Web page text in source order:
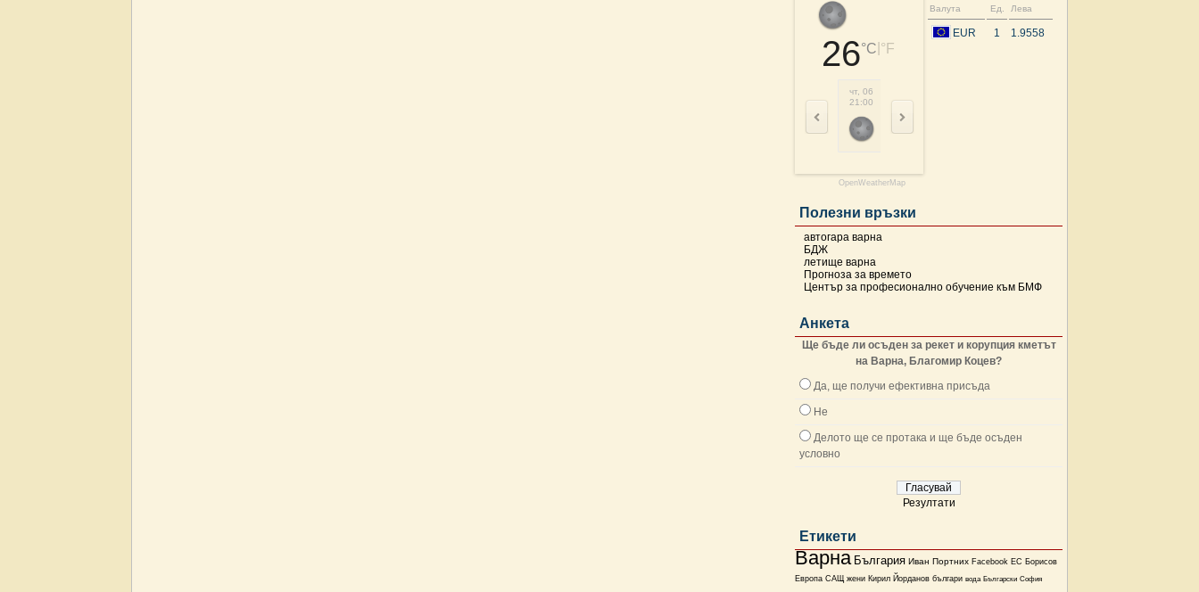
26°C °F
чт, 06
21:00
00:00
OpenWeatherMap
Валута
Ед. Лева
EUR 1 1.9558
Полезни връзки
автогара варна
БДЖ
летище варна
Прогноза за времето
Център за професионално обучение към БМФ
Анкета
Ще бъде ли осъден за рекет и корупция кметът
на Варна, Благомир Коцев?
Да, ще получи ефективна присъда
Не
Делото ще се протака и ще бъде осъден
условно
Резултати
Етикети
Варна България Иван Портних Facebook ЕС Борисов
Европа САЩ жени Кирил Йорданов българи вода Български София